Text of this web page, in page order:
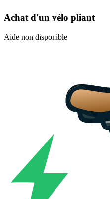
Achat d'un vélo pliant
Aide non disponible